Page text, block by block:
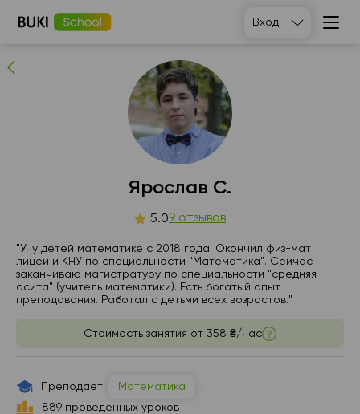
Вход
Ярослав С. людей рекомендуют
Ярослав С.
5.09 отзывов
"Учу детей математике с 2018 года. Окончил физ-мат
лицей и КНУ по специальности "Математика". Сейчас
заканчиваю магистратуру по специальности "средняя
осита" (учитель математики). Есть богатый опыт
преподавания. Работал с детьми всех возрастов."
Стоимость занятия от 358 ₴/час
Преподает
Математика
889 проведенных уроков
пн
вт
Нет
свободных
часов
14:00
16:00
15:00 14:00